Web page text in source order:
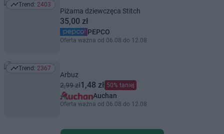
Trend: 2403
Trend: 2403
Piżama dziewczęca Stitch
35,00 zł
PEPCO
Oferta ważna od 06.08 do 12.08
Trend: 2367
Trend: 2367
Arbuz
2,99 zł1,48 zł 50% taniej
Auchan
Oferta ważna od 06.08 do 12.08